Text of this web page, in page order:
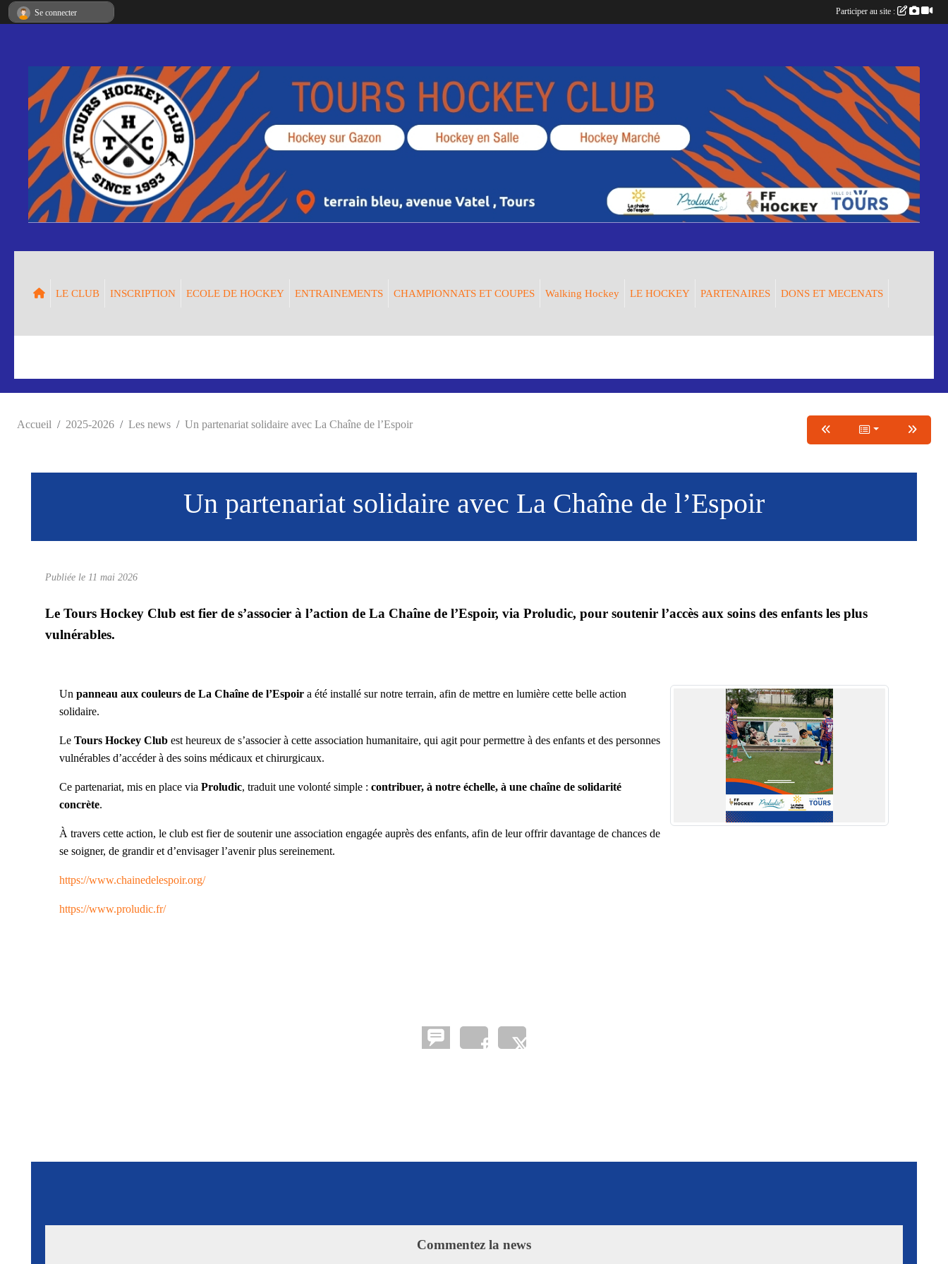
LE CLUB INSCRIPTION ECOLE DE HOCKEY ENTRAINEMENTS CHAMPIONNATS ET COUPES Walking Hockey LE HOCKEY PARTENAIRES DONS ET MECENATS
Accueil 2025-2026 Les news Un partenariat solidaire avec La Chaîne de l’Espoir
Un partenariat solidaire avec La Chaîne de l’Espoir
Publiée le 11 mai 2026
Le Tours Hockey Club est fier de s’associer à l’action de La Chaîne de l’Espoir, via Proludic, pour soutenir l’accès aux soins des enfants les plus
vulnérables.
Un panneau aux couleurs de La Chaîne de l’Espoir a été installé sur notre terrain, afin de mettre en lumière cette belle action
solidaire.
Le Tours Hockey Club est heureux de s’associer à cette association humanitaire, qui agit pour permettre à des enfants et des personnes
vulnérables d’accéder à des soins médicaux et chirurgicaux.
Ce partenariat, mis en place via Proludic, traduit une volonté simple : contribuer, à notre échelle, à une chaîne de solidarité
concrète.
À travers cette action, le club est fier de soutenir une association engagée auprès des enfants, afin de leur offrir davantage de chances de
se soigner, de grandir et d’envisager l’avenir plus sereinement.
https://www.chainedelespoir.org/
https://www.proludic.fr/
Commentez la news
Se connecter Participer au site :
Panneau de gestion des cookies